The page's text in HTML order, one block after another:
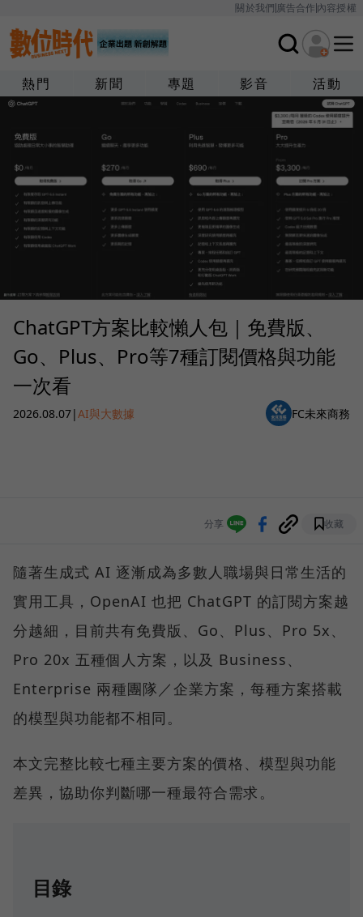
關於我們廣告合作內容授權
熱門 新聞 專題 影音 活動
ChatGPT方案比較懶人包｜免費版、
Go、Plus、Pro等7種訂閱價格與功能
一次看
2026.08.07|AI與大數據 FC未來商務
分享 收藏
隨著生成式 AI 逐漸成為多數人職場與日常生活的
實用工具，OpenAI 也把 ChatGPT 的訂閱方案越
分越細，目前共有免費版、Go、Plus、Pro 5x、
Pro 20x 五種個人方案，以及 Business、
Enterprise 兩種團隊／企業方案，每種方案搭載
的模型與功能都不相同。
本文完整比較七種主要方案的價格、模型與功能
差異，協助你判斷哪一種最符合需求。
目錄